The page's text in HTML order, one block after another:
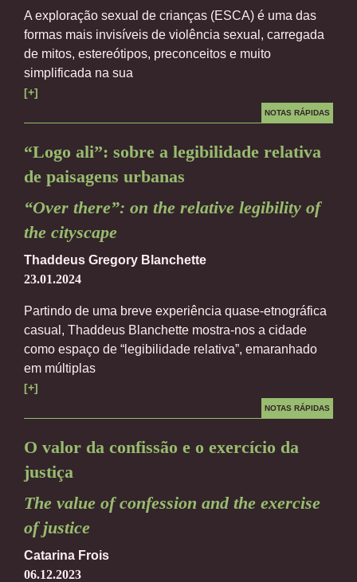
A exploração sexual de crianças (ESCA) é uma das
formas mais invisíveis de violência sexual, carregada
de mitos, estereótipos, preconceitos e muito
simplificada na sua
[+]
NOTAS RÁPIDAS
“Logo ali”: sobre a legibilidade relativa
de paisagens urbanas
“Over there”: on the relative legibility of
the cityscape
Thaddeus Gregory Blanchette
23.01.2024
Partindo de uma breve experiência quase-etnográfica
casual, Thaddeus Blanchette mostra-nos a cidade
como espaço de “legibilidade relativa”, emaranhado
em múltiplas
[+]
NOTAS RÁPIDAS
O valor da confissão e o exercício da
justiça
The value of confession and the exercise
of justice
Catarina Frois
06.12.2023